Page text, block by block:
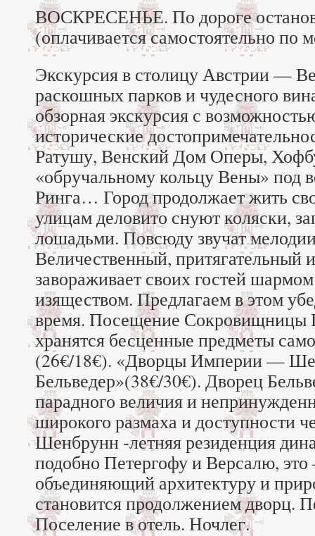
ВОСКРЕСЕНЬЕ. По дороге
(оплачивается самостоятельно по
Экскурсия в столицу Австрии —
раскошных парков и чудесного
обзорная экскурсия с
исторические
Ратушу, Венский Дом Оперы,
«обручальному кольцу Вены» под
Ринга… Город продолжает жить
улицам деловито снуют коляски,
лошадьми. Повсюду звучат
Величественный, притягательный
завораживает своих гостей
изяществом. Предлагаем в этом
время. Посещение Сокровищницы
хранятся бесценные предметы
(26€/18€). «Дворцы Империи —
Бельведер»(38€/30€). Дворец
парадного величия и
широкого размаха и доступности
Шенбрунн -летняя резиденция
подобно Петергофу и Версалю,
объединяющий архитектуру и
становится продолжением дворц.
Поселение в отель. Ночлег.